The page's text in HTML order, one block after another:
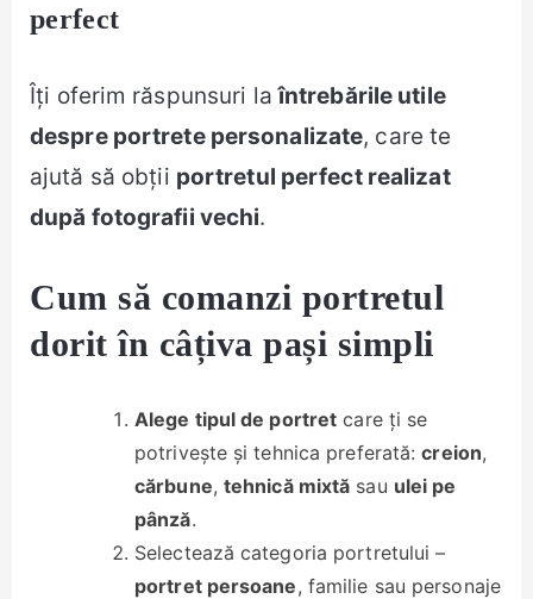
perfect
Îți oferim răspunsuri laîntrebările utile
despre portrete personalizate, care te
ajută să obții portretul perfect realizat
după fotografii vechi.
Cum să comanzi portretul
dorit în câțiva pași simpli
Alege tipul de portret care ți se
potrivește și tehnica preferată:creion,
cărbune, tehnică mixtă sau ulei pe
pânză.
Selectează categoria portretului –
portret persoane, familie sau personaje